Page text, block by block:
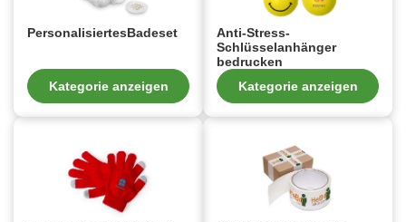
PersonalisiertesBadeset
Kategorie anzeigen
Anti-Stress-
Schlüsselanhänger
bedrucken
Kategorie anzeigen